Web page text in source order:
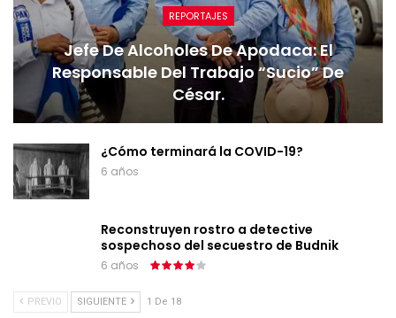
REPORTAJES
Jefe De Alcoholes De Apodaca: El
Responsable Del Trabajo “sucio” De
César.
¿Cómo terminará la COVID-19?
6 años
Reconstruyen rostro a detective
sospechoso del secuestro de Budnik
6 años
PREVIO SIGUIENTE 1 De 18